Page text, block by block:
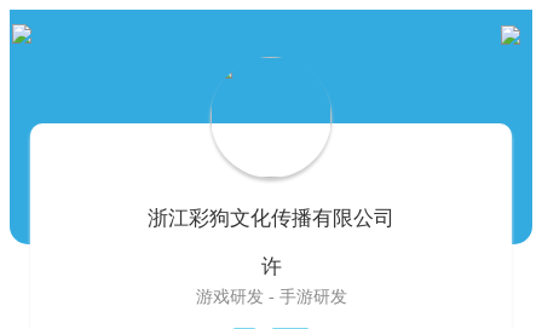
浙江彩狗文化传播有限公司
许
游戏研发 - 手游研发